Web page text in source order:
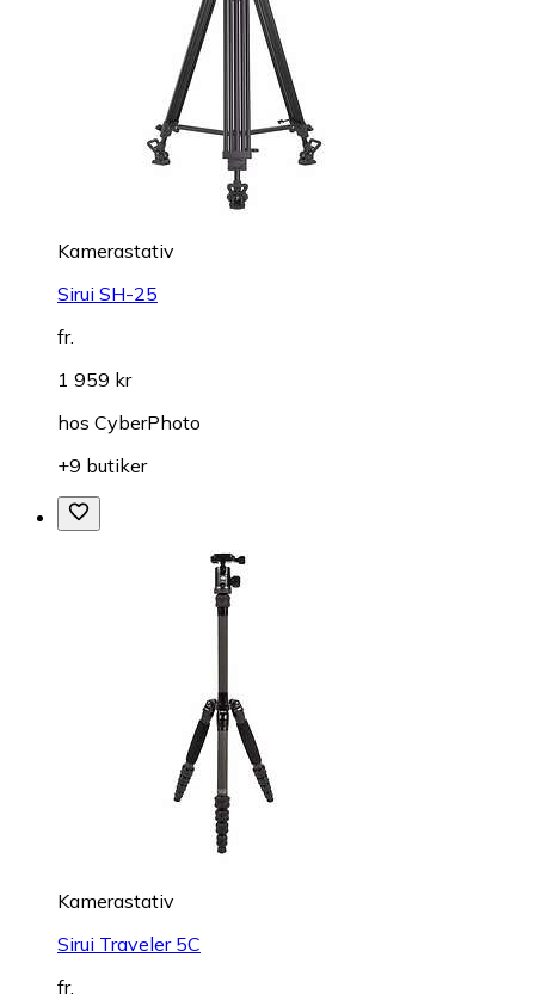
Kamerastativ
Sirui SH-25
fr.
1 959 kr
hos CyberPhoto
+9 butiker
Kamerastativ
Sirui Traveler 5C
fr.